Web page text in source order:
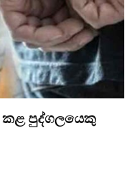
කළ පුද්ගලයෙකු